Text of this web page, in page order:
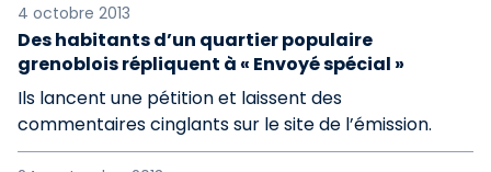
4 octobre 2013
Des habitants d’un quartier populaire
grenoblois répliquent à « Envoyé spécial »
Ils lancent une pétition et laissent des
commentaires cinglants sur le site de l’émission.